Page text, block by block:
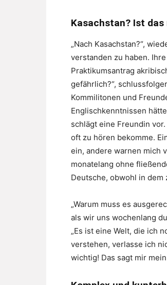
Kasachstan? Ist
„Nach Kasachstan?“,
verstanden zu haben.
Praktikumsantrag
gefährlich?“,
Kommilitonen und
Englischkenntnissen
schlägt eine Freundin
oft zu hören bekomme.
ein, andere warnen mich
monatelang ohne
Deutsche, obwohl in
„Warum muss es
als wir uns wochenlang
„Es ist eine Welt, die ich
verstehen, verlasse ich
wichtig! Das sagt mir